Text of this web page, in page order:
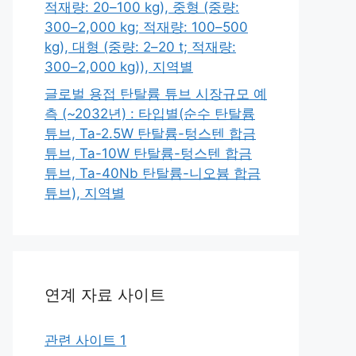
적재량: 20–100 kg), 중형 (중량:
300–2,000 kg; 적재량: 100–500
kg), 대형 (중량: 2–20 t; 적재량:
300–2,000 kg)), 지역별
글로벌 용접 탄탈륨 튜브 시장규모 예
측 (~2032년) : 타입별(순수 탄탈륨
튜브, Ta-2.5W 탄탈륨-텅스텐 합금
튜브, Ta-10W 탄탈륨-텅스텐 합금
튜브, Ta-40Nb 탄탈륨-니오븀 합금
튜브), 지역별
연계 자료 사이트
관련 사이트 1